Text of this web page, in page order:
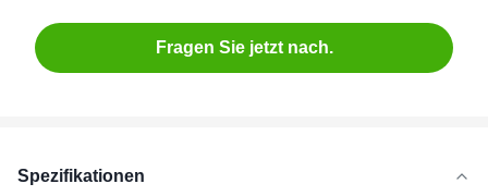
Fragen Sie jetzt nach.
Spezifikationen